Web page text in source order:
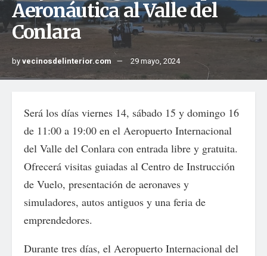
Aeronáutica al Valle del
Conlara
byvecinosdelinterior.com 29 mayo, 2024
Será los días viernes 14, sábado 15 y domingo 16
de 11:00 a 19:00 en el Aeropuerto Internacional
del Valle del Conlara con entrada libre y gratuita.
Ofrecerá visitas guiadas al Centro de Instrucción
de Vuelo, presentación de aeronaves y
simuladores, autos antiguos y una feria de
emprendedores.
Durante tres días, el Aeropuerto Internacional del